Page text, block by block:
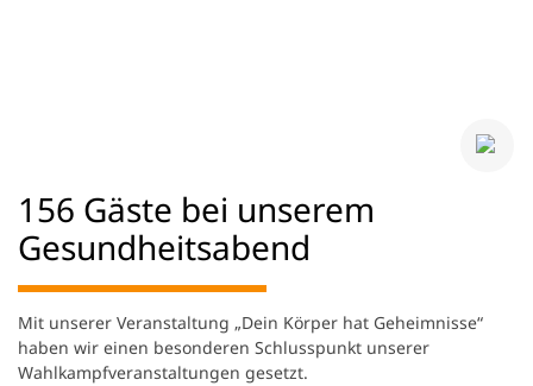
156 Gäste bei unserem
Gesundheitsabend
Mit unserer Veranstaltung „Dein Körper hat Geheimnisse“
haben wir einen besonderen Schlusspunkt unserer
Wahlkampfveranstaltungen gesetzt.